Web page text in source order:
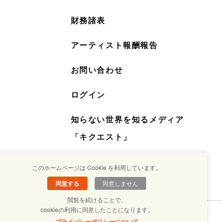
財務諸表
アーティスト報酬報告
お問い合わせ
ログイン
知らない世界を知るメディア
「キクエスト」
このホームページは Cookie を利用しています。
同意する
同意しません
閲覧を続けることで、
cookieの利用に同意したことになります。